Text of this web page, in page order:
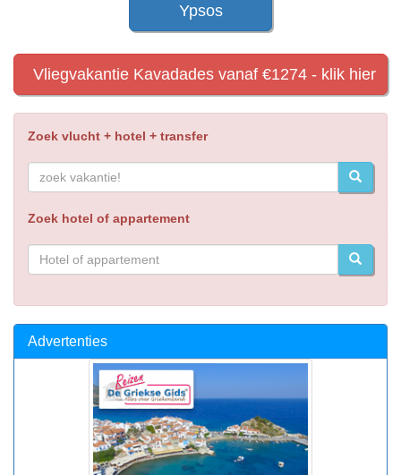
Ypsos
Vliegvakantie Kavadades vanaf €1274 - klik hier
Zoek vlucht + hotel + transfer
Zoek hotel of appartement
Advertenties